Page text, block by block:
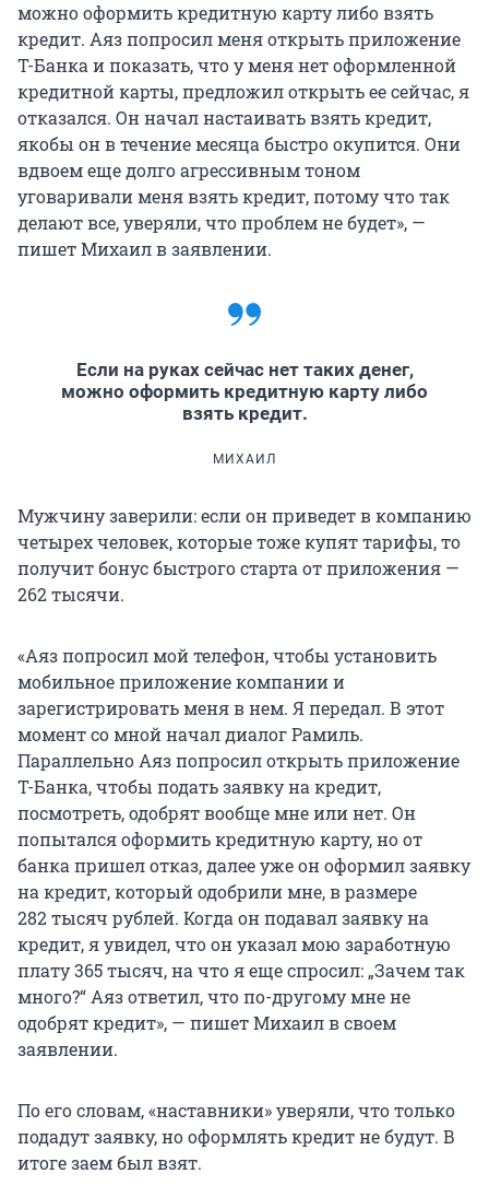
можно оформить кредитную карту либо взять
кредит. Аяз попросил меня открыть приложение
Т-Банка и показать, что у меня нет оформленной
кредитной карты, предложил открыть ее сейчас, я
отказался. Он начал настаивать взять кредит,
якобы он в течение месяца быстро окупится. Они
вдвоем еще долго агрессивным тоном
уговаривали меня взять кредит, потому что так
делают все, уверяли, что проблем не будет», —
пишет Михаил в заявлении.
Если на руках сейчас нет таких денег,
можно оформить кредитную карту либо
взять кредит.
МИХАИЛ
Мужчину заверили: если он приведет в компанию
четырех человек, которые тоже купят тарифы, то
получит бонус быстрого старта от приложения —
262 тысячи.
«Аяз попросил мой телефон, чтобы установить
мобильное приложение компании и
зарегистрировать меня в нем. Я передал. В этот
момент со мной начал диалог Рамиль.
Параллельно Аяз попросил открыть приложение
Т-Банка, чтобы подать заявку на кредит,
посмотреть, одобрят вообще мне или нет. Он
попытался оформить кредитную карту, но от
банка пришел отказ, далее уже он оформил заявку
на кредит, который одобрили мне, в размере
282 тысяч рублей. Когда он подавал заявку на
кредит, я увидел, что он указал мою заработную
плату365 тысяч, на что я еще спросил: „Зачем так
много?“ Аяз ответил, что по-другому мне не
одобрят кредит», — пишет Михаил в своем
заявлении.
По его словам, «наставники» уверяли, что только
подадут заявку, но оформлять кредит не будут. В
итоге заем был взят.